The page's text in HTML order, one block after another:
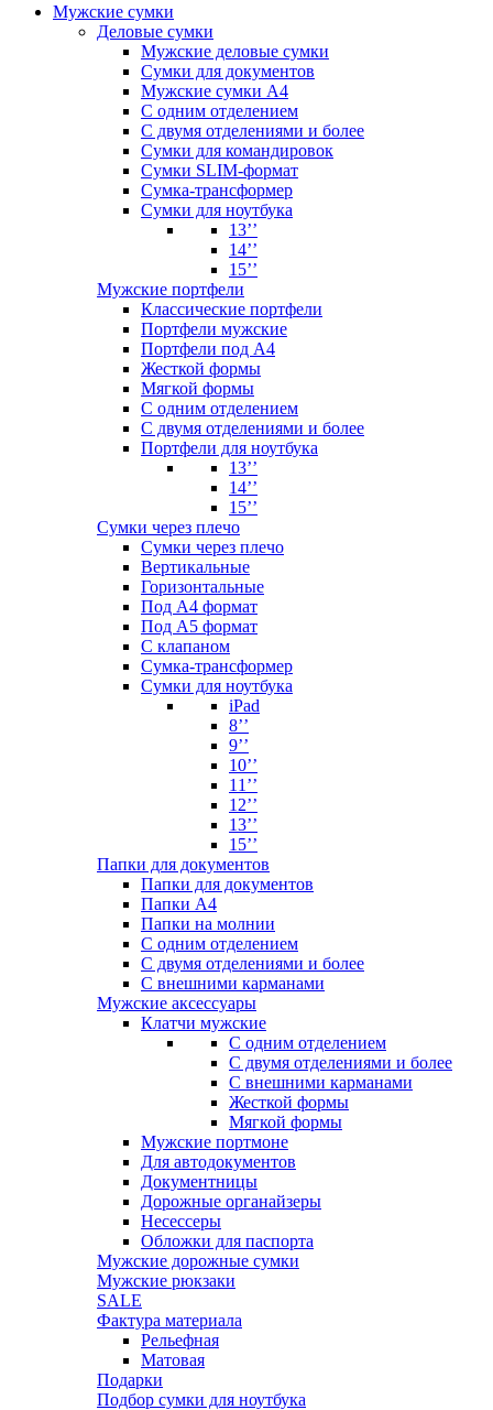
Мужские сумки
Деловые сумки
Мужские деловые сумки
Сумки для документов
Мужские сумки А4
С одним отделением
С двумя отделениями и более
Сумки для командировок
Сумки SLIM-формат
Сумка-трансформер
Сумки для ноутбука
13’’
14’’
15’’
Мужские портфели
Классические портфели
Портфели мужские
Портфели под А4
Жесткой формы
Мягкой формы
С одним отделением
С двумя отделениями и более
Портфели для ноутбука
13’’
14’’
15’’
Сумки через плечо
Сумки через плечо
Вертикальные
Горизонтальные
Под А4 формат
Под А5 формат
С клапаном
Сумка-трансформер
Сумки для ноутбука
iPad
8’’
9’’
10’’
11’’
12’’
13’’
15’’
Папки для документов
Папки для документов
Папки А4
Папки на молнии
С одним отделением
С двумя отделениями и более
С внешними карманами
Мужские аксессуары
Клатчи мужские
С одним отделением
С двумя отделениями и более
С внешними карманами
Жесткой формы
Мягкой формы
Мужские портмоне
Для автодокументов
Документницы
Дорожные органайзеры
Несессеры
Обложки для паспорта
Мужские дорожные сумки
Мужские рюкзаки
SALE
Фактура материала
Рельефная
Матовая
Подарки
Подбор сумки для ноутбука